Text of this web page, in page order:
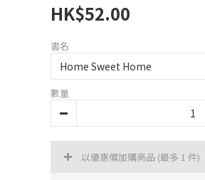
HK$52.00
書名
數量
以優惠價加購商品 (最多 1 件)